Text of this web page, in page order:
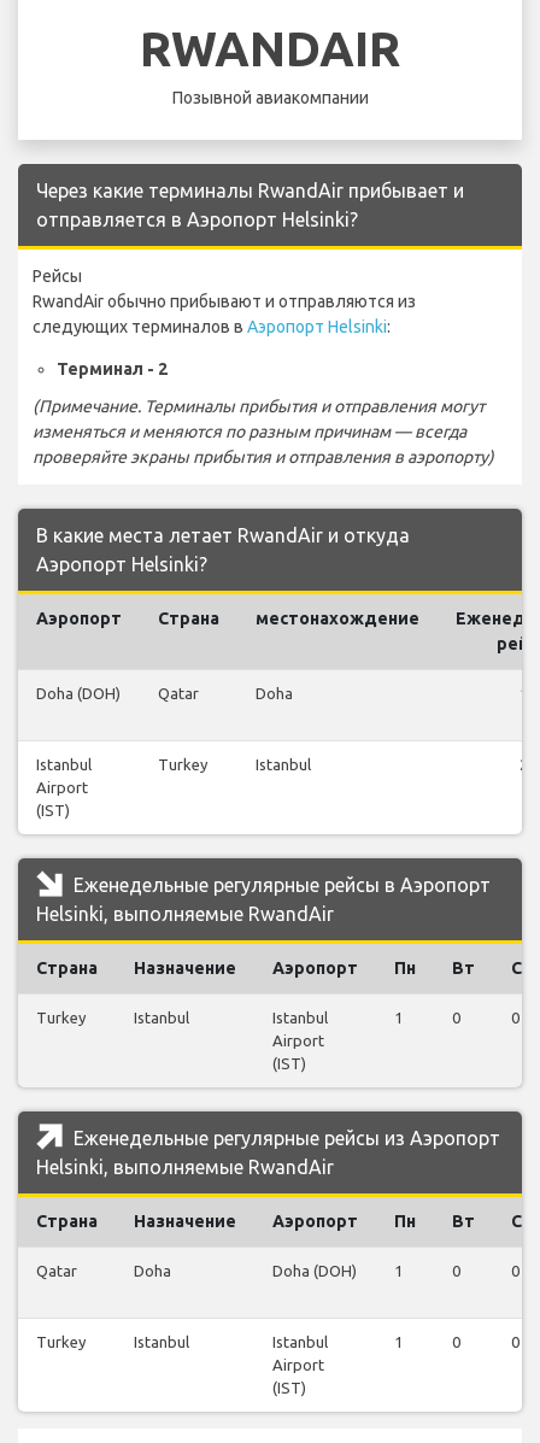
RWANDAIR
Позывной авиакомпании
Через какие терминалы RwandAir прибывает и
отправляется в Аэропорт Helsinki?
Рейсы
RwandAir обычно прибывают и отправляются из
следующих терминалов в Аэропорт Helsinki:
Терминал - 2
(Примечание. Терминалы прибытия и отправления могут
изменяться и меняются по разным причинам — всегда
проверяйте экраны прибытия и отправления в аэропорту)
В какие места летает RwandAir и откуда
Аэропорт Helsinki?
Аэропорт Страна местонахождение
Doha (DOH) Qatar Doha 1
Istanbul
Airport
(IST)
Turkey Istanbul 2
Еженедельные регулярные рейсы в Аэропорт
Helsinki, выполняемые RwandAir
Страна Назначение Аэропорт Пн Вт Ср
Turkey Istanbul
Istanbul
Airport
(IST)
1 0 0
Еженедельные регулярные рейсы из Аэропорт
Helsinki, выполняемые RwandAir
Страна Назначение Аэропорт Пн Вт Ср
Qatar Doha Doha (DOH) 1 0 0
Turkey Istanbul
Istanbul
Airport
(IST)
1 0 0